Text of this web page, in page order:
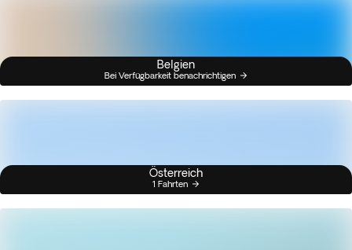
Belgien
Bei Verfügbarkeit benachrichtigen
Österreich
1 Fahrten